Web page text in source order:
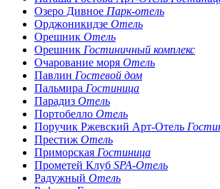
Озеро Дивное Парк-отель
Орджоникидзе Отель
Орешник Отель
Орешник Гостиничный комплекс
Очарование моря Отель
Павлин Гостевой дом
Пальмира Гостиница
Парадиз Отель
Портобелло Отель
Поручик Ржевский Арт-Отель
Престиж Отель
Приморская Гостиница
Прометей Клуб SPA-Отель
Радужный Отель